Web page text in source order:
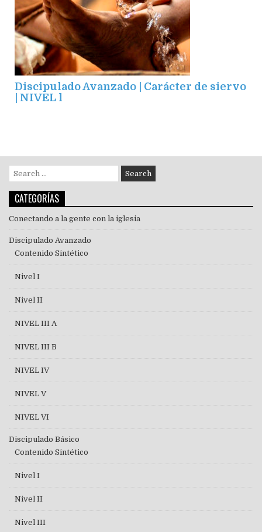
Discipulado Avanzado | Carácter de siervo
| NIVEL l
CATEGORÍAS
Conectando a la gente con la iglesia
Discipulado Avanzado
Contenido Sintético
Nivel I
Nivel II
NIVEL III A
NIVEL III B
NIVEL IV
NIVEL V
NIVEL VI
Discipulado Básico
Contenido Sintético
Nivel I
Nivel II
Nivel III